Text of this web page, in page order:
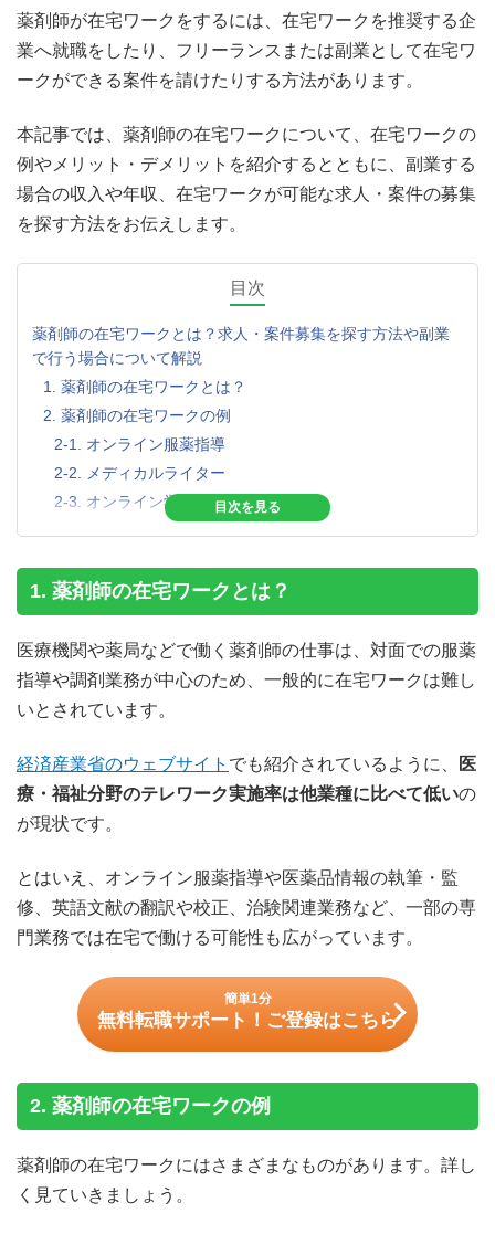
薬剤師が在宅ワークをするには、在宅ワークを推奨する企
業へ就職をしたり、フリーランスまたは副業として在宅ワ
ークができる案件を請けたりする方法があります。
本記事では、薬剤師の在宅ワークについて、在宅ワークの
例やメリット・デメリットを紹介するとともに、副業する
場合の収入や年収、在宅ワークが可能な求人・案件の募集
を探す方法をお伝えします。
目次
薬剤師の在宅ワークとは？求人・案件募集を探す方法や副業
で行う場合について解説
1. 薬剤師の在宅ワークとは？
2. 薬剤師の在宅ワークの例
2-1. オンライン服薬指導
2-2. メディカルライター
2-3. オンライン学習講師
2-6. コールセンターの問い合わせ対応
3. 在宅ワークのメリット
3-1. 家事や育児との両立がしやすい
3-2. 通勤の負担がなくなる
3-3. リラックスできる環境で仕事に取り組める
4. 在宅ワークのデメリット
4-1. プライベートと仕事の境目がなくなりやすい
4-2. 自己管理能力が要求される
る場合がある
5. 薬剤師が副業で行う在宅ワークとは？
5-1. 薬剤師が在宅ワークで副業をする場合の収入・年
収
6. 薬剤師が在宅ワーク可能な求人・案件の募集を探す方法
6-1. クラウドソーシングに登録する
6-2. 求人サイトをチェックする
7. 薬剤師の在宅ワークは可能性が広がる働き方
1. 薬剤師の在宅ワークとは？
医療機関や薬局などで働く薬剤師の仕事は、対面での服薬
指導や調剤業務が中心のため、一般的に在宅ワークは難し
いとされています。
経済産業省のウェブサイト でも紹介されているように、
医
療・福祉分野のテレワーク実施率は他業種に比べて低いの
が現状です。
とはいえ、オンライン服薬指導や医薬品情報の執筆・監
修、英語文献の翻訳や校正、治験関連業務など、一部の専
門業務では在宅で働ける可能性も広がっています。
簡単1分
無料転職サポート！ご登録はこちら
2. 薬剤師の在宅ワークの例
薬剤師の在宅ワークにはさまざまなものがあります。詳し
く見ていきましょう。